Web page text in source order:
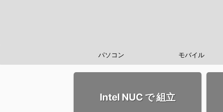
パソコン モバイル
Intel NUC で 組立